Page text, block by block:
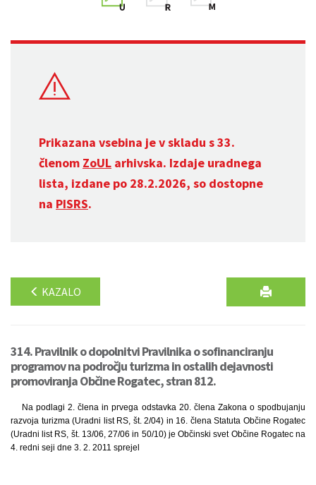
Prikazana vsebina je v skladu s 33.
členom ZoUL arhivska. Izdaje uradnega
lista, izdane po 28.2.2026, so dostopne
na PISRS.
KAZALO
314. Pravilnik o dopolnitvi Pravilnika o sofinanciranju
programov na področju turizma in ostalih dejavnosti
promoviranja Občine Rogatec, stran 812.
Na podlagi 2. člena in prvega odstavka 20. člena Zakona o spodbujanju
razvoja turizma (Uradni list RS, št. 2/04) in 16. člena Statuta Občine Rogatec
(Uradni list RS, št. 13/06, 27/06 in 50/10) je Občinski svet Občine Rogatec na
4. redni seji dne 3. 2. 2011 sprejel